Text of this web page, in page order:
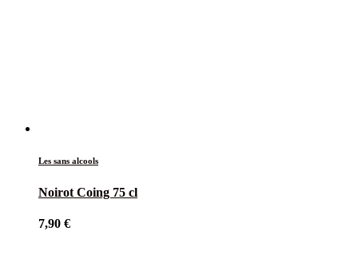
Les sans alcools
Noirot Coing 75 cl
7,90 €